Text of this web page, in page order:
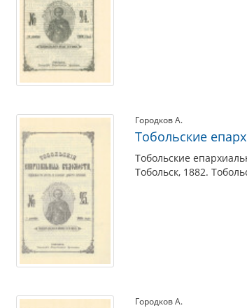
Городков А.
Тобольские
Тобольские
Тобольск, 1882.
Городков А.